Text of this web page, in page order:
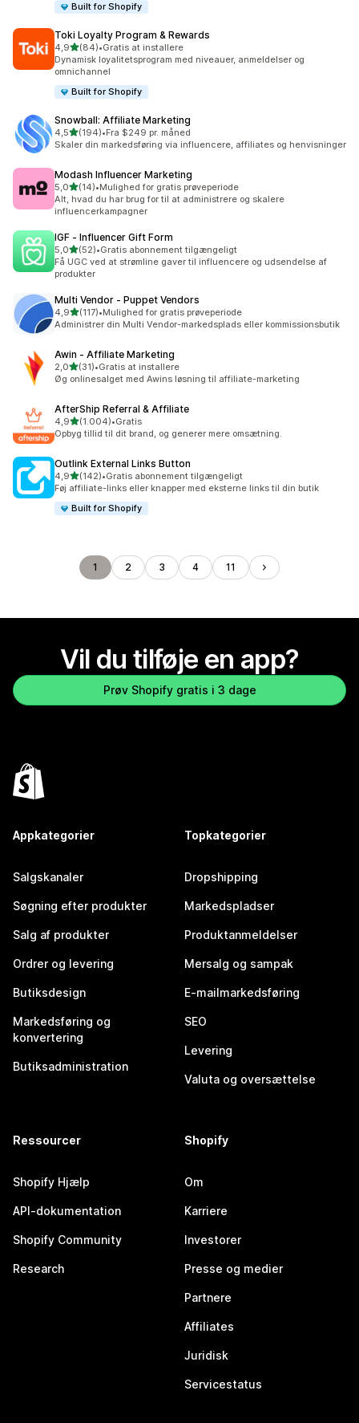
Built for Shopify
Toki Loyalty Program & Rewards
4,9ud af 5 stjerner
(84)
84 anmeldelser i alt
•Gratis at installere
Dynamisk loyalitetsprogram med niveauer, anmeldelser og
omnichannel
Built for Shopify
Snowball: Affiliate Marketing
4,5ud af 5 stjerner
(194)
194 anmeldelser i alt
•Fra $249 pr. måned
Skaler din markedsføring via influencere, affiliates og henvisninger
Modash Influencer Marketing
5,0ud af 5 stjerner
(14)
14 anmeldelser i alt
•Mulighed for gratis prøveperiode
Alt, hvad du har brug for til at administrere og skalere
influencerkampagner
IGF ‑ Influencer Gift Form
5,0ud af 5 stjerner
(52)
52 anmeldelser i alt
•Gratis abonnement tilgængeligt
Få UGC ved at strømline gaver til influencere og udsendelse af
produkter
Multi Vendor ‑ Puppet Vendors
4,9ud af 5 stjerner
(117)
117 anmeldelser i alt
•Mulighed for gratis prøveperiode
Administrer din Multi Vendor-markedsplads eller kommissionsbutik
Awin ‑ Affiliate Marketing
2,0ud af 5 stjerner
(31)
31 anmeldelser i alt
•Gratis at installere
Øg onlinesalget med Awins løsning til affiliate-marketing
AfterShip Referral & Affiliate
4,9ud af 5 stjerner
(1.004)
1004 anmeldelser i alt
•Gratis
Opbyg tillid til dit brand, og generer mere omsætning.
Outlink External Links Button
4,9ud af 5 stjerner
(142)
142 anmeldelser i alt
•Gratis abonnement tilgængeligt
Føj affiliate-links eller knapper med eksterne links til din butik
Built for Shopify
1 2 3 4 11
Vil du tilføje en app?
Prøv Shopify gratis i 3 dage
Appkategorier
Salgskanaler
Søgning efter produkter
Salg af produkter
Ordrer og levering
Butiksdesign
Markedsføring og
konvertering
Butiksadministration
Topkategorier
Dropshipping
Markedspladser
Produktanmeldelser
Mersalg og sampak
E-mailmarkedsføring
SEO
Levering
Valuta og oversættelse
Ressourcer
Shopify Hjælp
API-dokumentation
Shopify Community
Research
Shopify
Om
Karriere
Investorer
Presse og medier
Partnere
Affiliates
Juridisk
Servicestatus